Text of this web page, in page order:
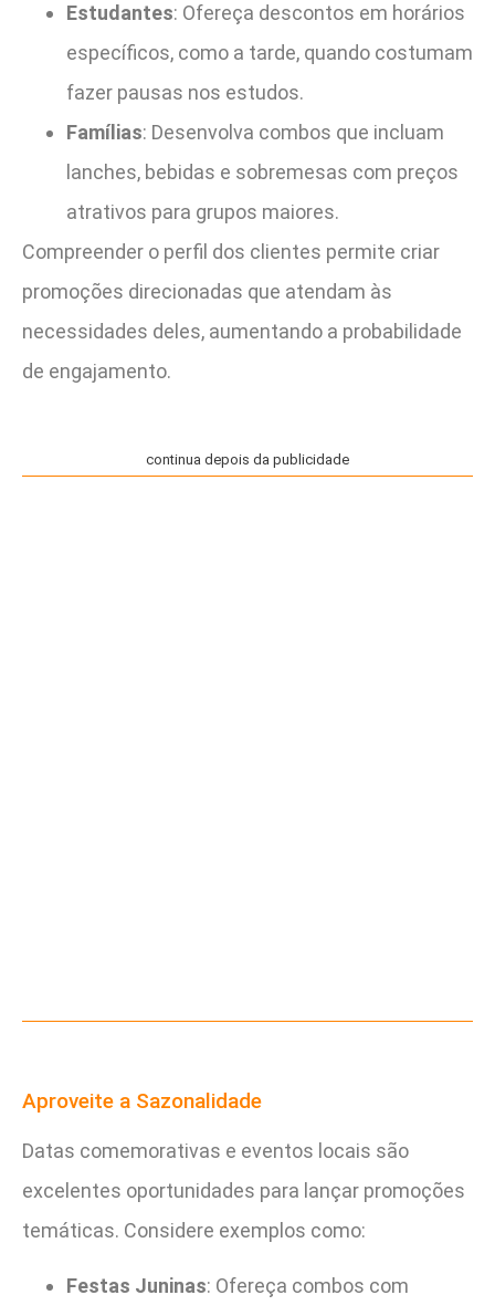
Estudantes: Ofereça descontos em horários
específicos, como a tarde, quando costumam
fazer pausas nos estudos.
Famílias: Desenvolva combos que incluam
lanches, bebidas e sobremesas com preços
atrativos para grupos maiores.
Compreender o perfil dos clientes permite criar
promoções direcionadas que atendam às
necessidades deles, aumentando a probabilidade
de engajamento.
continua depois da publicidade
Aproveite a Sazonalidade
Datas comemorativas e eventos locais são
excelentes oportunidades para lançar promoções
temáticas. Considere exemplos como:
Festas Juninas: Ofereça combos com